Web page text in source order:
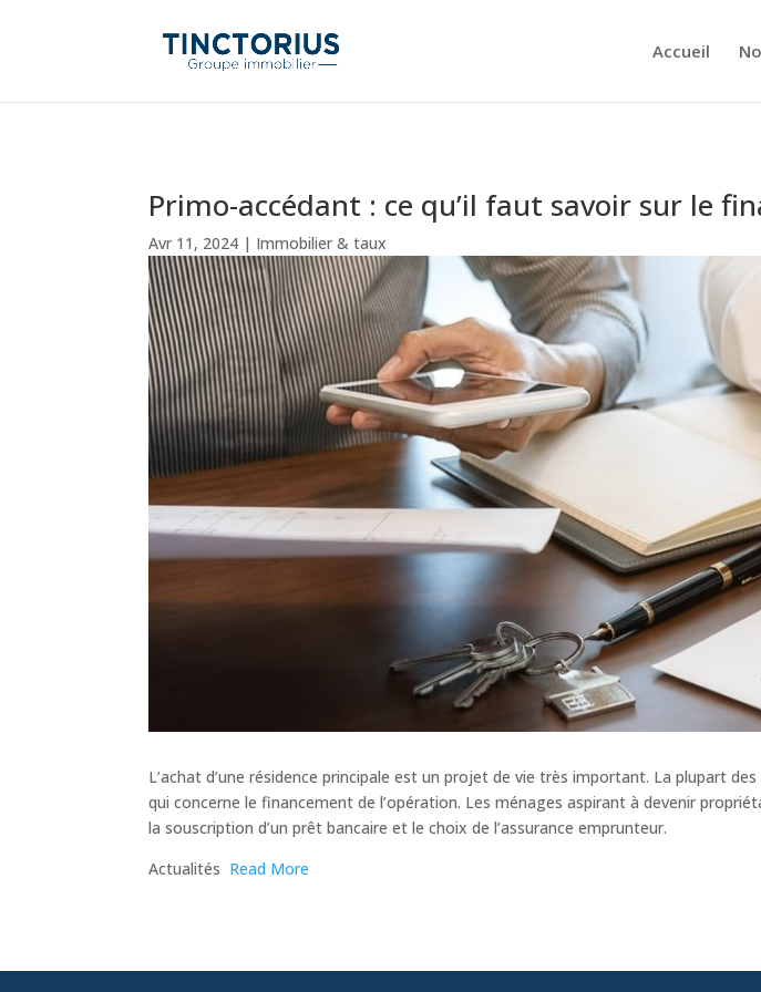
Accueil
Primo-accédant : ce qu’il faut savoir sur le
Avr 11, 2024 | Immobilier & taux
L’achat d’une résidence principale est un projet de vie très important. La plupart
qui concerne le financement de l’opération. Les ménages aspirant à devenir
la souscription d’un prêt bancaire et le choix de l’assurance emprunteur.
​Actualités Read More